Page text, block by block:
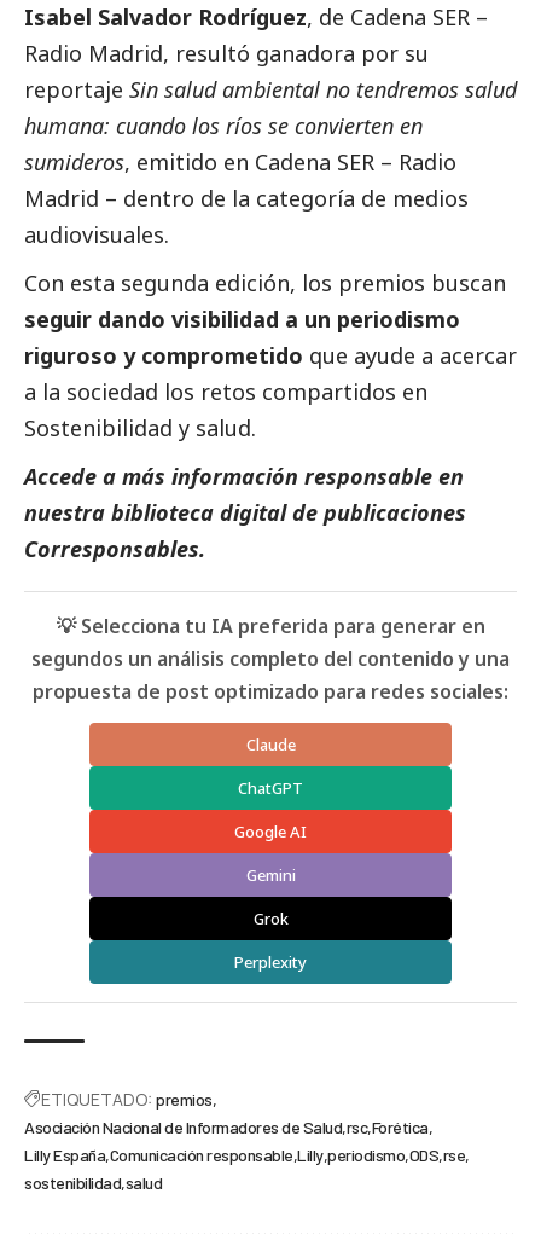
Isabel Salvador Rodríguez, de Cadena SER –
Radio Madrid, resultó ganadora por su
reportaje Sin salud ambiental no tendremos salud
humana: cuando los ríos se convierten en
sumideros, emitido en Cadena SER – Radio
Madrid – dentro de la categoría de medios
audiovisuales.
Con esta segunda edición, los premios buscan
seguir dando visibilidad a un periodismo
riguroso y comprometido que ayude a acercar
a la sociedad los retos compartidos en
Sostenibilidad y salud.
Accede a más información responsable en
nuestra biblioteca digital de publicaciones
Corresponsables.
💡 Selecciona tu IA preferida para generar en
segundos un análisis completo del contenido y una
propuesta de post optimizado para redes sociales:
Claude
ChatGPT
Google AI
Gemini
Grok
Perplexity
ETIQUETADO: premios
Asociación Nacional de Informadores de Salud rsc Forética
Lilly España Comunicación responsable Lilly periodismo ODS rse
sostenibilidad salud